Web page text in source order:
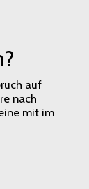
auf
nach
mit im